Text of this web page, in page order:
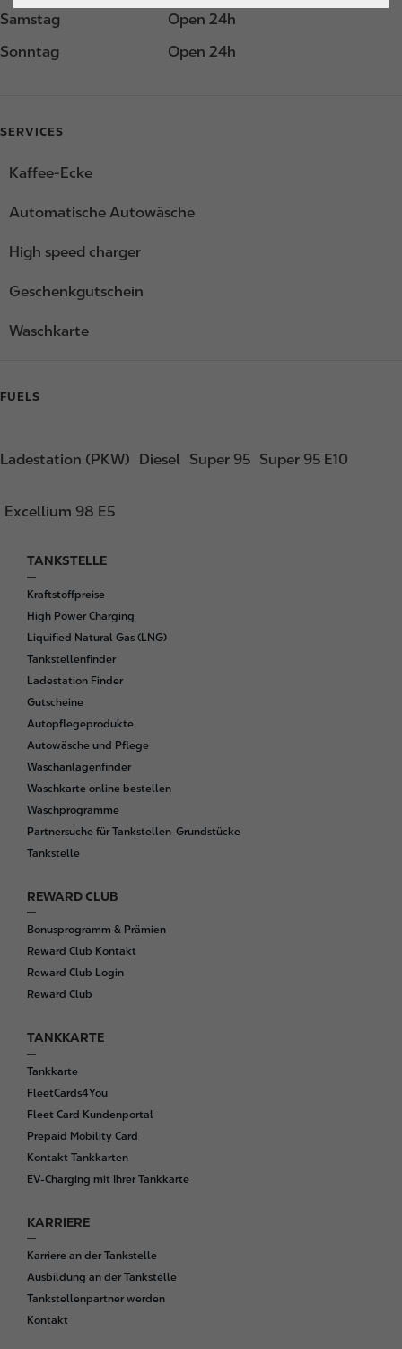
Samstag
Open 24h
Sonntag
Open 24h
SERVICES
Kaffee-Ecke
Automatische Autowäsche
High speed charger
Geschenkgutschein
Waschkarte
FUELS
Ladestation (PKW) Diesel Super 95 Super 95 E10
Excellium 98 E5
F
o
o
t
e
r
TANKSTELLE
Kraftstoffpreise
High Power Charging
Liquified Natural Gas (LNG)
Tankstellenfinder
Ladestation Finder
Gutscheine
Autopflegeprodukte
Autowäsche und Pflege
Waschanlagenfinder
Waschkarte online bestellen
Waschprogramme
Partnersuche für Tankstellen-Grundstücke
Tankstelle
REWARD CLUB
Bonusprogramm & Prämien
Reward Club Kontakt
Reward Club Login
Reward Club
TANKKARTE
Tankkarte
FleetCards4You
Fleet Card Kundenportal
Prepaid Mobility Card
Kontakt Tankkarten
EV-Charging mit Ihrer Tankkarte
KARRIERE
Karriere an der Tankstelle
Ausbildung an der Tankstelle
Tankstellenpartner werden
Kontakt